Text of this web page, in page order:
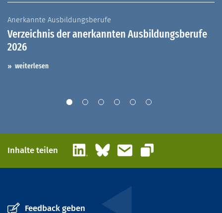
Anerkannte Ausbildungsberufe
Verzeichnis der anerkannten Ausbildungsberufe
2026
weiterlesen
Inhalte teilen LinkedInBlueskyE-Mail
Link kopieren
Feedback geben